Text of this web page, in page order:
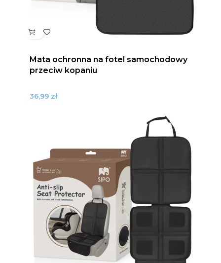
Mata ochronna na fotel samochodowy
przeciw kopaniu
36,99 zł